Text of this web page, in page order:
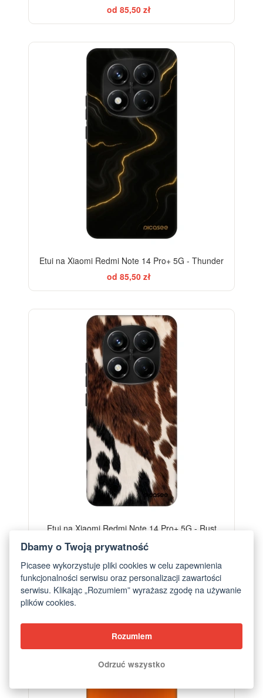
od 85,50 zł
Etui na Xiaomi Redmi Note 14 Pro+ 5G - Thunder
od 85,50 zł
Etui na Xiaomi Redmi Note 14 Pro+ 5G - Rust
od 85,50 zł
-28%
Dbamy o Twoją prywatność
Picasee wykorzystuje pliki cookies w celu zapewnienia
funkcjonalności serwisu oraz personalizacji zawartości
serwisu. Klikając „Rozumiem” wyrażasz zgodę na używanie
plików cookies.
Rozumiem
Odrzuć wszystko